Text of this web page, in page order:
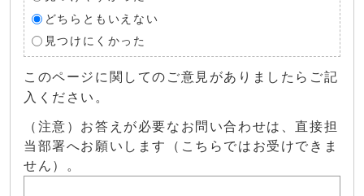
どちらともいえない
見つけにくかった
このページに関してのご意見がありましたらご記
入ください。
（注意）お答えが必要なお問い合わせは、直接担
当部署へお願いします（こちらではお受けできま
せん）。